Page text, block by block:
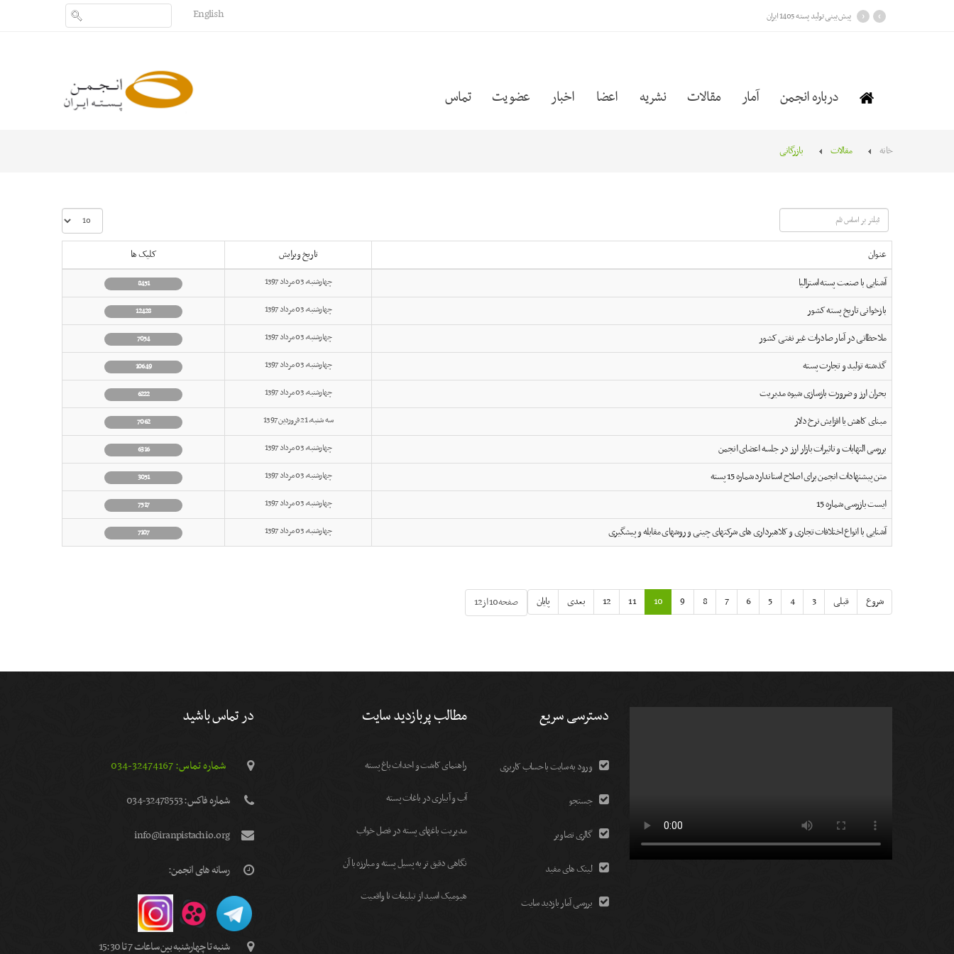
پیش بینی تولید پسته 1405 ایران ›
‹
English
درباره انجمن آمار مقالات نشریه اعضا اخبار عضویت تماس
خانه مقالات بازرگانی
فیلتر
بر
اساس
نام
نمایش
#
عنوان
تاریخ ویرایش
کلیک ها
آشنایی با صنعت پسته استرالیا
چهارشنبه, 03 مرداد 1397 8451
بازخوانی تاریخ پسته کشور چهارشنبه, 03 مرداد 1397 12428
ملاحظاتی در آمار صادرات غیر نفتی کشور چهارشنبه, 03 مرداد 1397 7054
گذشته تولید و تجارت پسته چهارشنبه, 03 مرداد 1397 10649
بحران ارز و ضرورت بازسازی شیوه مدیریت چهارشنبه, 03 مرداد 1397 6222
مبنای کاهش يا افزايش نرخ دلار سه شنبه, 21 فروردين 1397 7062
بررسی التهابات و تاثیرات بازار ارز در جلسه اعضای انجمن چهارشنبه, 03 مرداد 1397 6316
متن پیشنهادات انجمن برای اصلاح استاندارد شماره 15 پسته چهارشنبه, 03 مرداد 1397 3051
ایست بازرسی شماره 15 چهارشنبه, 03 مرداد 1397 7517
آشنایی با انواع اختلافات تجاری و کلاهبرداری های شرکتهای چینی و روشهای مقابله و پیشگیری چهارشنبه, 03 مرداد 1397 7107
صفحه10 از12 شروع قبلی 3
4
5
6
7
8
9
10
11
12 بعدی پایان
دسترسی سریع
ورود به سایت با حساب کاربری
جستجو
گالری تصاویر
لینک های مفید
بررسی آمار بازدید سایت
مطالب پربازدید سایت
راهنمای کاشت و احداث باغ پسته
آب و آبیاری در باغات پسته
مديريت باغهای پسته در فصل خواب
نگاهی دقیق تر به پسیل پسته و مبارزه با آن
هیومیک اسید از تبلیغات تا واقعیت
در تماس باشید
شماره تماس: 32474167-034
شماره فاكس: 32478553-034
info@iranpistachio.org
رسانه های انجمن:
شنبه تا چهارشنبه بین ساعات 7 تا 15:30